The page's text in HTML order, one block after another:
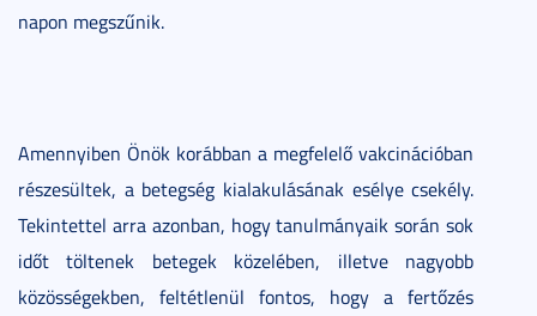
napon megszűnik.
Amennyiben Önök korábban a megfelelő vakcinációban
részesültek, a betegség kialakulásának esélye csekély.
Tekintettel arra azonban, hogy tanulmányaik során sok
időt töltenek betegek közelében, illetve nagyobb
közösségekben, feltétlenül fontos, hogy a fertőzés